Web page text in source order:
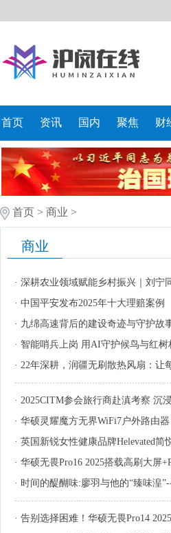
首页 资讯 国内 聚焦 财
首页 > 商业 >
商业
· 深耕农业领域赋能乡村振兴｜刘宁
· 中国平安发布2025年十大理赔案例
· 九绵高速背后的建设奇迹与守护故
· 智能哨兵上岗 用AI守护候鸟与红树
· 22年深耕，润疆无刷散热风扇：让
· 2025CITM参会旅行商赴滇考察 沉
· 华硕灵耀魔方无界WiFi7户外路由
· 英国新锐女性健康品牌Helevated
· 华硕无畏Pro16 2025搭载高刷大屏
· 时间的醍醐味:廖羽与他的“臻味湟
· 告别选择困难！华硕无畏Pro14